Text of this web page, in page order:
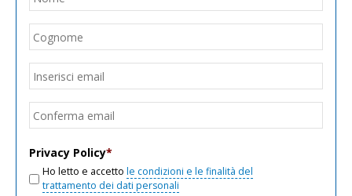
Email
Privacy Policy*
Ho letto e accetto le condizioni e le finalità del
trattamento dei dati personali